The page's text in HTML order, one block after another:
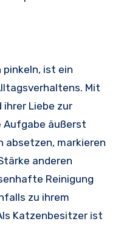
pinkeln, ist ein
Mit
ihrer Liebe zur
Aufgabe äußerst
absetzen, markieren
anderen
Reinigung
zu ihrem
Katzenbesitzer ist